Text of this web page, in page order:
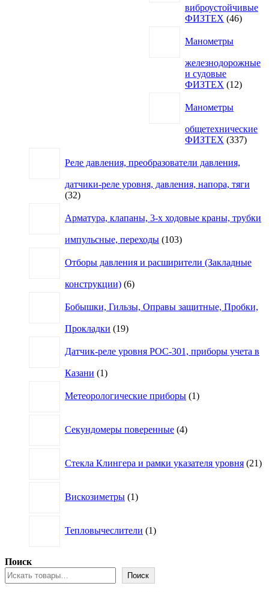
виброустойчивые
ФИЗТЕХ 4646
Манометры
железнодорожные
и судовые
ФИЗТЕХ
1212
Манометры
общетехнические
ФИЗТЕХ 337337
Реле давления, преобразователи давления,
датчики-реле уровня, давления, напора, тяги
3232
Арматура, клапаны, 3-х ходовые краны, трубки
импульсные, переходы 103103
Отборы давления и расширители (Закладные
конструкции) 66
Бобышки, Гильзы, Оправы защитные, Пробки,
Прокладки 1919
Датчик-реле уровня РОС-301, приборы учета в
Казани 11
Метеорологические приборы 1товар
Секундомеры поверенные 4товара
Стекла Клингера и рамки указателя уровня 21
Вискозиметры 1товар
Тепловычеслители 1товар
Поиск
Поиск